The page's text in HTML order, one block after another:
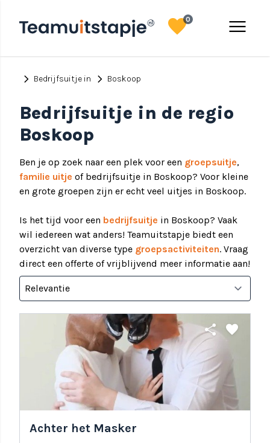
menu
favorite0
chevron_right Bedrijfsuitje in chevron_right Boskoop
Bedrijfsuitje in de regio
Boskoop
Ben je op zoek naar een plek voor een groepsuitje,
familie uitje of bedrijfsuitje in Boskoop? Voor kleine
en grote groepen zijn er echt veel uitjes in Boskoop.
Is het tijd voor een bedrijfsuitje in Boskoop? Vaak
wil iedereen wat anders! Teamuitstapje biedt een
overzicht van diverse type groepsactiviteiten. Vraag
direct een offerte of vrijblijvend meer informatie aan!
share favorite
Achter het Masker